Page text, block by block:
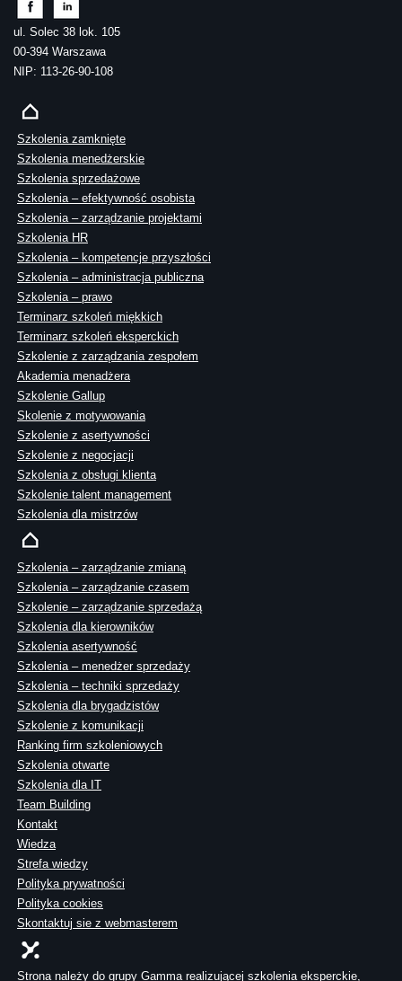
ul. Solec 38 lok. 105
00-394 Warszawa
NIP: 113-26-90-108
Szkolenia zamknięte
Szkolenia menedżerskie
Szkolenia sprzedażowe
Szkolenia – efektywność osobista
Szkolenia – zarządzanie projektami
Szkolenia HR
Szkolenia – kompetencje przyszłości
Szkolenia – administracja publiczna
Szkolenia – prawo
Terminarz szkoleń miękkich
Terminarz szkoleń eksperckich
Szkolenie z zarządzania zespołem
Akademia menadżera
Szkolenie Gallup
Skolenie z motywowania
Szkolenie z asertywności
Szkolenie z negocjacji
Szkolenia z obsługi klienta
Szkolenie talent management
Szkolenia dla mistrzów
Szkolenia – zarządzanie zmianą
Szkolenia – zarządzanie czasem
Szkolenie – zarządzanie sprzedażą
Szkolenia dla kierowników
Szkolenia asertywność
Szkolenia – menedżer sprzedaży
Szkolenia – techniki sprzedaży
Szkolenia dla brygadzistów
Szkolenie z komunikacji
Ranking firm szkoleniowych
Szkolenia otwarte
Szkolenia dla IT
Team Building
Kontakt
Wiedza
Strefa wiedzy
Polityka prywatności
Polityka cookies
Skontaktuj sie z webmasterem
Strona należy do grupy Gamma realizującej szkolenia eksperckie,